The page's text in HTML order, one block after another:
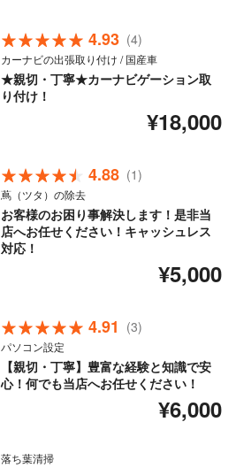
4.93 (4)
カーナビの出張取り付け / 国産車
★親切・丁寧★カーナビゲーション取
り付け！
¥18,000
4.88 (1)
蔦（ツタ）の除去
お客様のお困り事解決します！是非当
店へお任せください！キャッシュレス
対応！
¥5,000
4.91 (3)
パソコン設定
【親切・丁寧】豊富な経験と知識で安
心！何でも当店へお任せください！
¥6,000
落ち葉清掃